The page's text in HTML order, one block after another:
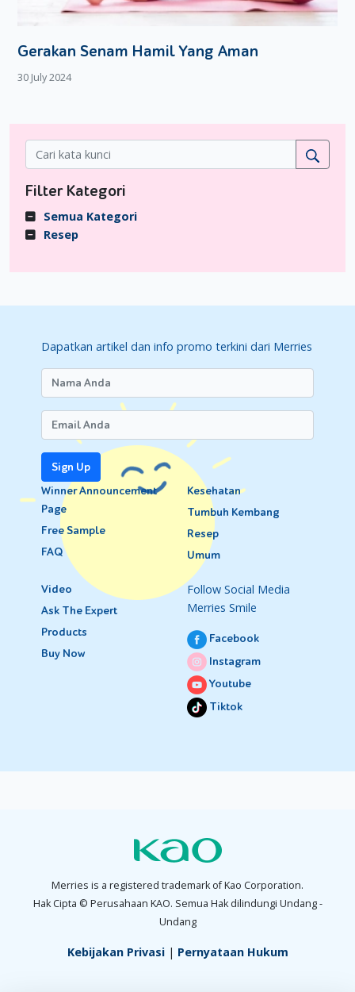
Gerakan Senam Hamil Yang Aman
30 July 2024
Filter Kategori
Semua Kategori
Resep
Dapatkan artikel dan info promo terkini dari Merries
Sign Up
Winner Announcement
Page
Free Sample
FAQ
Kesehatan
Tumbuh Kembang
Resep
Umum
Video
Ask The Expert
Products
Buy Now
Follow Social Media
Merries Smile
Facebook
Instagram
Youtube
Tiktok
Merries is a registered trademark of Kao Corporation.
Hak Cipta © Perusahaan KAO. Semua Hak dilindungi Undang -
Undang
Kebijakan Privasi| Pernyataan Hukum